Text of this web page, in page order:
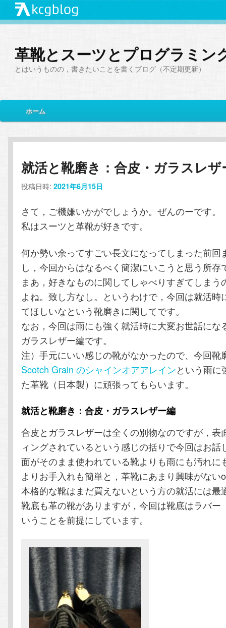
革靴とスーツとプログラミン
とはいうものの，書きたいことを書くブログ（不定期更新）
イ
メ
イ
ン
コ
ン
ン
ツ
へ
動
サ
ブ
コ
ン
テ
ツ
へ
移
ホーム
就活と靴磨き：合皮・ガラスレザ
投稿日時:2021年6月15日
さて，ご機嫌いかがでしょうか。ぜんのーです。
私はスーツと革靴が好きです。
何か勢い余ってすごい長文になってしまった前回
し，今回からはなるべく簡潔にいこうと思う所存
まあ，好きなものに関してしゃべりすぎてしまう
よね。致し方なし。というわけで，今回は就活時
てほしいなという靴磨きに関してです。
なお，今回は雨にも強く就活時に大変お世話にな
ガラスレザー編です。
注）手元にいい感じの靴がなかったので、今回靴
Scotch Grain のシャインオアアレインという雨に
た革靴（日本製）に頑張ってもらいます。
就活と靴磨き：合皮・ガラスレザー編
合皮とガラスレザーは全くの別物なのですが，表
ィングされているという感じの括りで今回はお話
面がそのまま使われている靴よりも雨にも汚れに
よりお手入れも簡単と，革靴にあまり興味がない
本格的な靴はまだ買えないという方の就活には最
靴底も革の靴がありますが，今回は靴底はラバー
いうことを前提にしています。